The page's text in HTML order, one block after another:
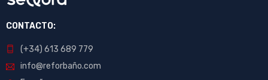
CONTACTO:
(+34) 613 689 779
info@reforbaño.com